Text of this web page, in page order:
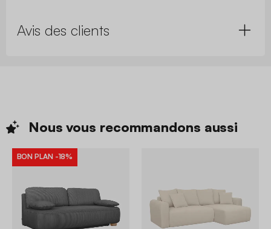
Avis des clients
Nous vous recommandons aussi
BON PLAN -18%